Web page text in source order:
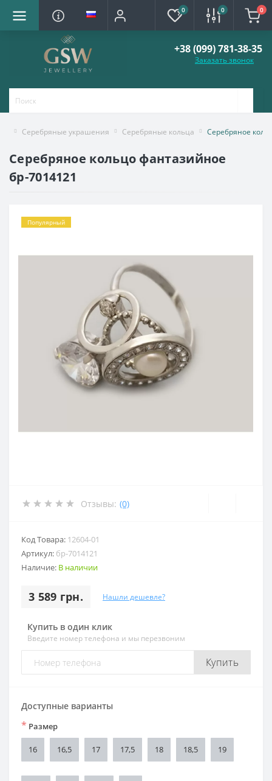
0 0 0
+38 (099) 781-38-35
Заказать звонок
Серебряные украшения Серебряные кольца Серебряное
Серебряное кольцо фантазийное
бр-7014121
Популярный
Отзывы: (0)
Код Товара: 12604-01
Артикул: бр-7014121
Наличие: В наличии
3 589 грн. Нашли дешевле?
Купить в один клик
Введите номер телефона и мы перезвоним
Купить
Доступные варианты
* Размер
16 16,5 17 17,5 18 18,5 19